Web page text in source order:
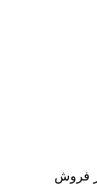
فروش